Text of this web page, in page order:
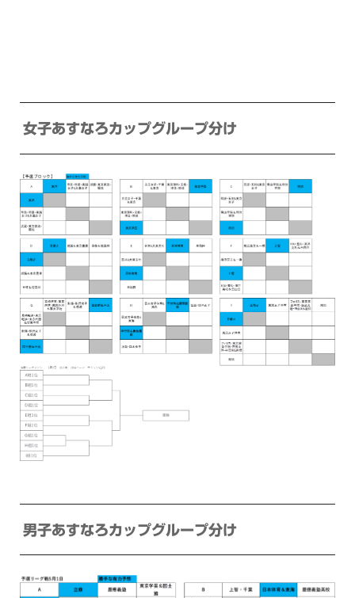
女子あすなろカップグループ分け
男子あすなろカップグループ分け